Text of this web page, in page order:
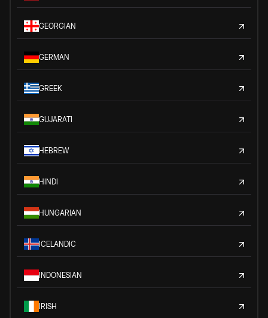
GEORGIAN
GERMAN
GREEK
GUJARATI
HEBREW
HINDI
HUNGARIAN
ICELANDIC
INDONESIAN
IRISH